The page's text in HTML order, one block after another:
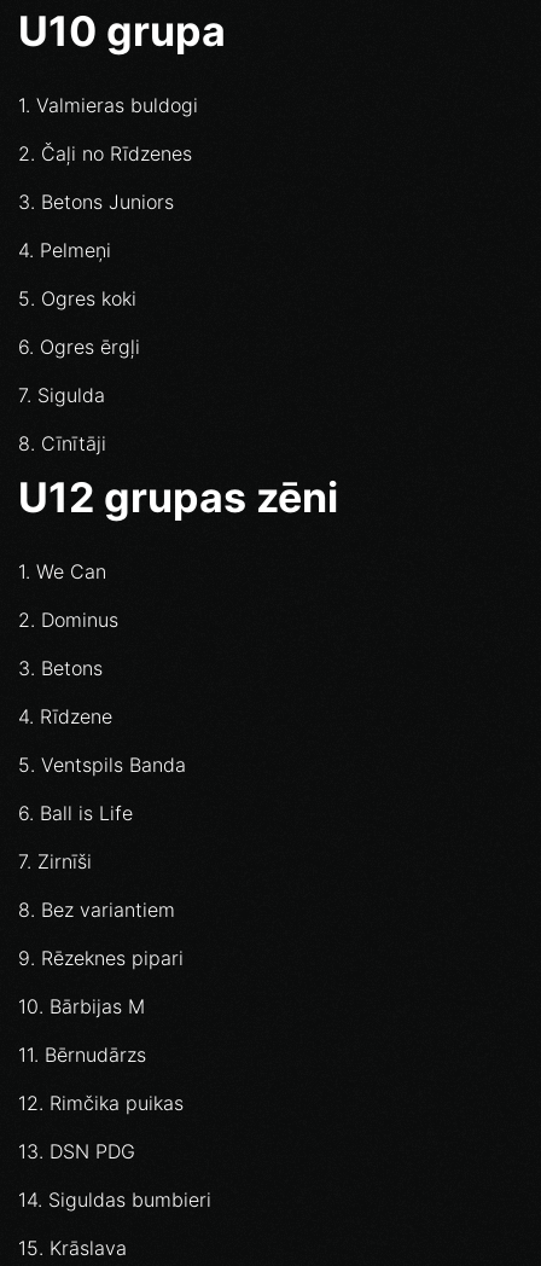
U10 grupa
1. Valmieras buldogi
2. Čaļi no Rīdzenes
3. Betons Juniors
4. Pelmeņi
5. Ogres koki
6. Ogres ērgļi
7. Sigulda
8. Cīnītāji
U12 grupas zēni
1. We Can
2. Dominus
3. Betons
4. Rīdzene
5. Ventspils Banda
6. Ball is Life
7. Zirnīši
8. Bez variantiem
9. Rēzeknes pipari
10. Bārbijas M
11. Bērnudārzs
12. Rimčika puikas
13. DSN PDG
14. Siguldas bumbieri
15. Krāslava